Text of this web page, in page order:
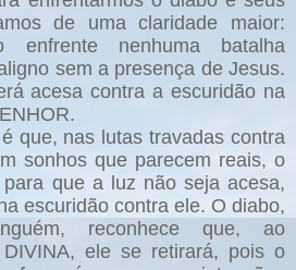
de uma claridade maior:
enfrente nenhuma batalha
sem a presença de Jesus.
acesa contra a escuridão na
que, nas lutas travadas contra
sonhos que parecem reais, o
que a luz não seja acesa,
escuridão contra ele. O diabo,
reconhece que, ao
ele se retirará, pois o